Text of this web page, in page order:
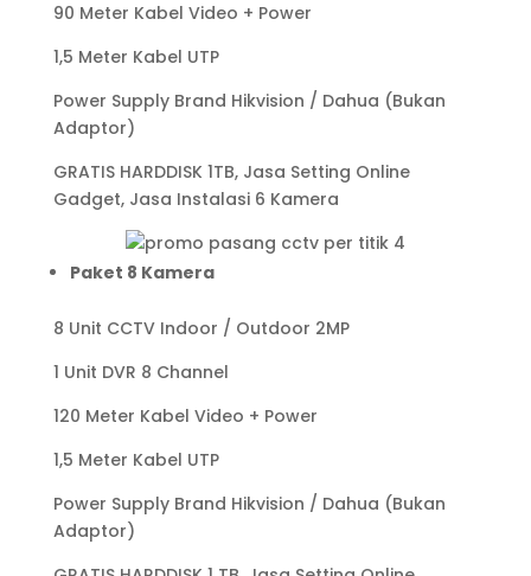
90 Meter Kabel Video + Power
1,5 Meter Kabel UTP
Power Supply Brand Hikvision / Dahua (Bukan
Adaptor)
GRATIS HARDDISK 1TB, Jasa Setting Online
Gadget, Jasa Instalasi 6 Kamera
Paket 8 Kamera
8 Unit CCTV Indoor / Outdoor 2MP
1 Unit DVR 8 Channel
120 Meter Kabel Video + Power
1,5 Meter Kabel UTP
Power Supply Brand Hikvision / Dahua (Bukan
Adaptor)